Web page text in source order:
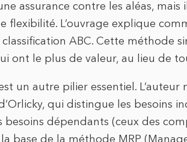
assurance contre les aléas,
flexibilité. L’ouvrage explique
ABC. Cette méthode
ont le plus de valeur, au lieu de
un autre pilier essentiel.
qui distingue les besoins
dépendants (ceux des
base de la méthode MRP